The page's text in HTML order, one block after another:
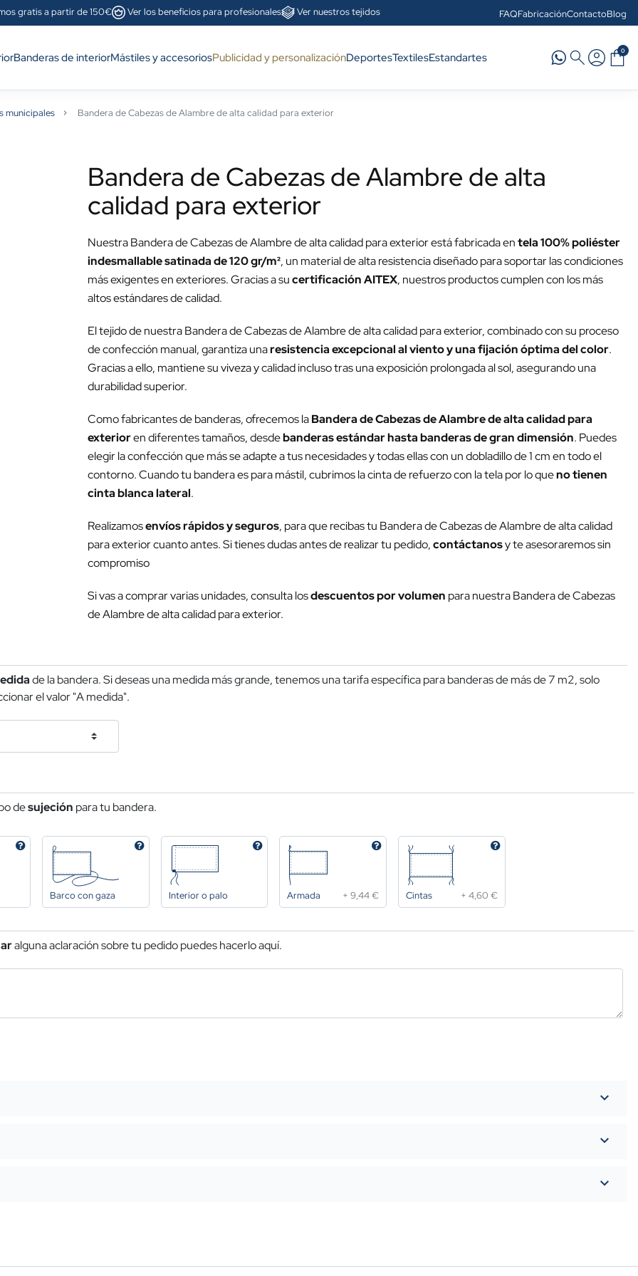
gratis a partir de 150€ Ver los beneficios para profesionales Ver nuestros tejidos FAQFabricaciónContactoBlog
Banderas de interiorMástiles y accesoriosPublicidad y personalizaciónDeportesTextilesEstandartes 0
municipales Bandera de Cabezas de Alambre de alta calidad para exterior
Bandera de Cabezas de Alambre de alta
calidad para exterior
Nuestra Bandera de Cabezas de Alambre de alta calidad para exterior está fabricada entela 100% poliéster
indesmallable satinada de 120 gr/m², un material de alta resistencia diseñado para soportar las condiciones
más exigentes en exteriores. Gracias a sucertificación AITEX, nuestros productos cumplen con los más
altos estándares de calidad.
El tejido de nuestra Bandera de Cabezas de Alambre de alta calidad para exterior, combinado con su proceso
de confección manual, garantiza unaresistencia excepcional al viento y una fijación óptima del color.
Gracias a ello, mantiene su viveza y calidad incluso tras una exposición prolongada al sol, asegurando una
durabilidad superior.
Como fabricantes de banderas, ofrecemos laBandera de Cabezas de Alambre de alta calidad para
exterioren diferentes tamaños, desdebanderas estándar hasta banderas de gran dimensión. Puedes
elegir la confección que más se adapte a tus necesidades y todas ellas con un dobladillo de 1 cm en todo el
contorno. Cuando tu bandera es para mástil, cubrimos la cinta de refuerzo con la tela por lo queno tienen
cinta blanca lateral.
Realizamosenvíos rápidos y seguros, para que recibas tu Bandera de Cabezas de Alambre de alta calidad
para exterior cuanto antes. Si tienes dudas antes de realizar tu pedido,contáctanosy te asesoraremos sin
compromiso
Si vas a comprar varias unidades, consulta losdescuentos por volumen para nuestra Bandera de Cabezas
de Alambre de alta calidad para exterior.
de la bandera. Si deseas una medida más grande, tenemos una tarifa específica para banderas de más de 7 m2, solo
el valor "A medida".
desujeción para tu bandera.
Barco con gaza Interior o palo Armada +9,44 € Cintas +4,60 €
alguna aclaración sobre tu pedido puedes hacerlo aquí.